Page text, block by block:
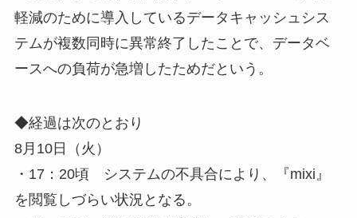
軽減のために導入しているデータキャッシュシス
テムが複数同時に異常終了したことで、データベ
ースへの負荷が急増したためだという。
◆経過は次のとおり
8月10日（火）
・17：20頃 システムの不具合により、『mixi』
を閲覧しづらい状況となる。